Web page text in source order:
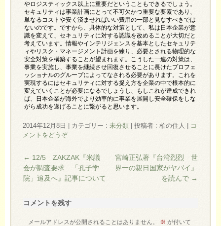
やロジスティックス以上に重要だということもできるでしょう。
セキュリティは事業計画にとって不可欠かつ重要な要素であり、
単なるコストや安く済ませればいい費用の一部と見なすべきでは
ないのです。ですから、具体的な対策として、私は日本企業が意
識を変えて、セキュリティに対する認識を改めることが大切だと
考えています。情報やインテリジェンスを基本としたセキュリテ
ィやリスク・マネージメント計画を練り、必要とされる物理的な
安全対策を構築することが望まれます。こうした一連の対策は、
事業を実施し、事業を継続させ回復させることに長けたプロフェ
ッショナルのグループによってなされる必要があります。これを
実現するにはセキュリティに対する捉え方を企業の中で根本的に
変えていくことが必要になるでしょうし、もしこれが達成できれ
ば、日本企業が海外でより効率的に事業を展開し安全確保をしな
がら成功を遂げることに繋がると思います。
2014年12月8日 カテゴリー : 未分類 投稿者 : 柏の住人
コ
メントをどうぞ
← 12/5 ZAKZAK『米議
会が調査要求 「孔子学
院」追及へ』記事について
宮崎正弘著『台湾烈烈 世
界一の親日国家がヤバイ』
を読んで →
コメントを残す
メールアドレスが公開されることはありません。 ※ が付いて